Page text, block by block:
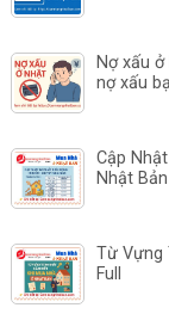
Nợ xấu
nợ xấu
Cập
Nhật
Từ Vựng
Full